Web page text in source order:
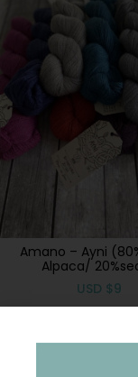
Amano – Ayni
Alpaca/
USD $9